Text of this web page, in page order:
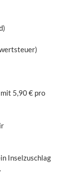
5,90 € pro
Inselzuschlag